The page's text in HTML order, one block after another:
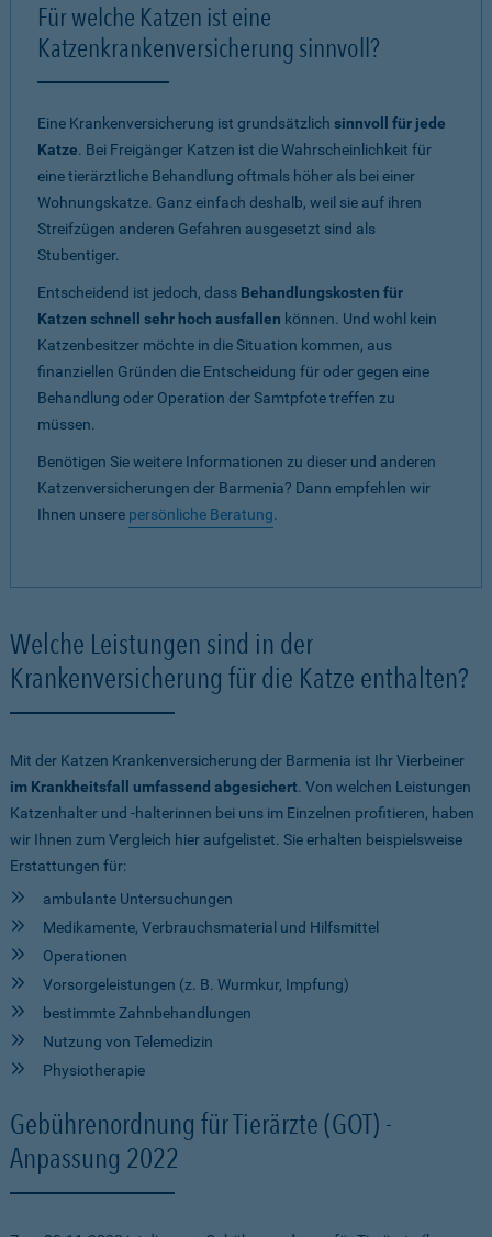
Für welche Katzen ist eine
Katzenkrankenversicherung sinnvoll?
Eine Krankenversicherung ist grundsätzlich sinnvoll für jede
Katze. Bei Freigänger Katzen ist die Wahrscheinlichkeit für
eine tierärztliche Behandlung oftmals höher als bei einer
Wohnungskatze. Ganz einfach deshalb, weil sie auf ihren
Streifzügen anderen Gefahren ausgesetzt sind als
Stubentiger.
Entscheidend ist jedoch, dass Behandlungskosten für
Katzen schnell sehr hoch ausfallen können. Und wohl kein
Katzenbesitzer möchte in die Situation kommen, aus
finanziellen Gründen die Entscheidung für oder gegen eine
Behandlung oder Operation der Samtpfote treffen zu
müssen.
Benötigen Sie weitere Informationen zu dieser und anderen
Katzenversicherungen der Barmenia? Dann empfehlen wir
Ihnen unsere persönliche Beratung.
Welche Leistungen sind in der
Krankenversicherung für die Katze enthalten?
Mit der Katzen Krankenversicherung der Barmenia ist Ihr Vierbeiner
im Krankheitsfall umfassend abgesichert. Von welchen Leistungen
Katzenhalter und -halterinnen bei uns im Einzelnen profitieren, haben
wir Ihnen zum Vergleich hier aufgelistet. Sie erhalten beispielsweise
Erstattungen für:
ambulante Untersuchungen
Medikamente, Verbrauchsmaterial und Hilfsmittel
Operationen
Vorsorgeleistungen (z. B. Wurmkur, Impfung)
bestimmte Zahnbehandlungen
Nutzung von Telemedizin
Physiotherapie
Gebührenordnung für Tierärzte (GOT) -
Anpassung 2022